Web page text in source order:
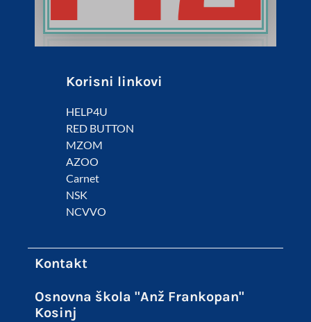
Korisni linkovi
HELP4U
RED BUTTON
MZOM
AZOO
Carnet
NSK
NCVVO
Kontakt
Osnovna škola "Anž Frankopan"
Kosinj